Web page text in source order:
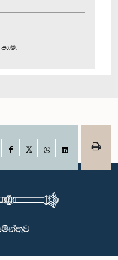
Facebook
WhatsAppLinkedIn